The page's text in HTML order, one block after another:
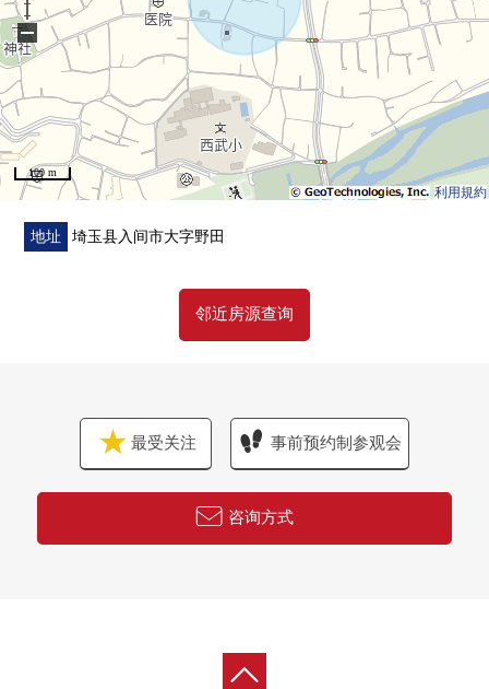
■ 在找想要的家方面给予帮助的━━━━━・・・
房源的详细、需讨论是如有意向，请跟我们联系。
利用規約
100 m
−
地址 埼玉县入间市大字野田
邻近房源查询
最受关注 事前预约制参观会
咨询方式